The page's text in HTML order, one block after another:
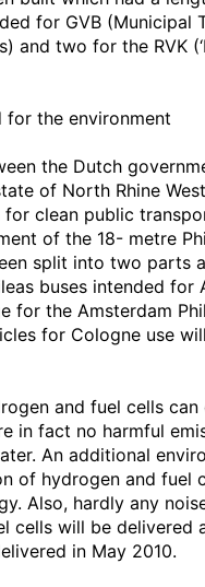
for GVB (Municipal
and two for the RVK
for the environment
the Dutch
of North Rhine
clean public
of the 18- metre
split into two parts
buses intended for
for the Amsterdam
for Cologne use
and fuel cells
in fact no harmful
An additional
of hydrogen and fuel
Also, hardly any
cells will be delivered
in May 2010.